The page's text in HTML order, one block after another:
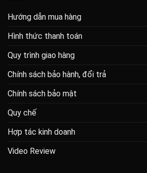
Hướng dẫn mua hàng
Hình thức thanh toán
Quy trình giao hàng
Chính sách bảo hành, đổi trả
Chính sách bảo mật
Quy chế
Hợp tác kinh doanh
Video Review